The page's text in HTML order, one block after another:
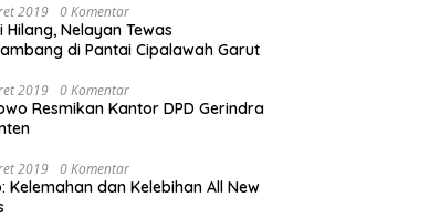
2019 0 Komentar
Hilang, Nelayan Tewas
di Pantai Cipalawah Garut
2019 0 Komentar
Resmikan Kantor DPD Gerindra
2019 0 Komentar
Kelemahan dan Kelebihan All New